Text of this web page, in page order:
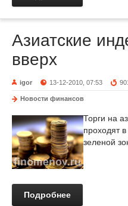
Азиатские
вверх
igor 13-12-2010, 07:53
Новости финансов
Торги на
проходят
зеленой
Подробнее